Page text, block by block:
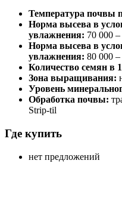
Температура почвы
Норма высева в
увлажнения: 70 000
Норма высева в
увлажнения: 80 000
Количество семян в
Зона выращивания:
Уровень
Обработка почвы:
Strip-til
Где купить
нет предложений